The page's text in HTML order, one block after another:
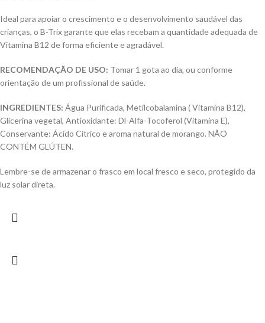
Ideal para apoiar o crescimento e o desenvolvimento saudável das
crianças, o B-Trix garante que elas recebam a quantidade adequada de
Vitamina B12 de forma eficiente e agradável.
RECOMENDAÇÃO DE USO: Tomar 1 gota ao dia, ou conforme
orientação de um profissional de saúde.
INGREDIENTES: Água Purificada, Metilcobalamina ( Vitamina B12),
Glicerina vegetal, Antioxidante: Dl-Alfa-Tocoferol (Vitamina E),
Conservante: Ácido Cítrico e aroma natural de morango. NÃO
CONTÉM GLÚTEN.
Lembre-se de armazenar o frasco em local fresco e seco, protegido da
luz solar direta.